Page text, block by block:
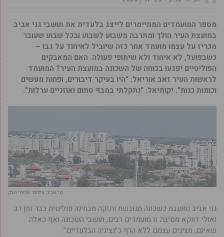
מספר המועמדים המתיימרים לייצג בלעדית את תושבי גני אביב
במועצת העיר הולך ומתרבה משבוע לשבוע ובכל שבוע שעובר
מכריז על עצמו מועמד אחר כזה שיוביל לאיחוד על גבו –
כשבפועל, לא איחוד ולא שיתופי פעולה. האם המאבקים
הפוליטיים יפגעו בכוחה של השכונה במועצת העיר? המועמד
לראשות העיר זאב אוריאל: “היו בעיקר דיבורים, ופחות מעשים
וכוונות כנות”. יקותיאל: “נתקלתי במבוי סתום ואוזניים ערלות”.
גני אביב. צילום: אביחי טבק
גני אביב נחשבת כשכונה מגובשת וחזקה מבחינה פוליטית כבר זמן רב
ואולי דווקא מסיבה זו מועמדים רבים, תושבי השכונה ואף כאלה
שאינם, מציגים עצמם ללא הרף כ”נציגיה הבלעדיים”.